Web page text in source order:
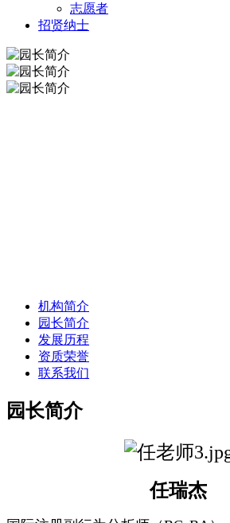
志愿者
招贤纳士
机构简介
园长简介
发展历程
资质荣誉
联系我们
园长简介
任瑞杰